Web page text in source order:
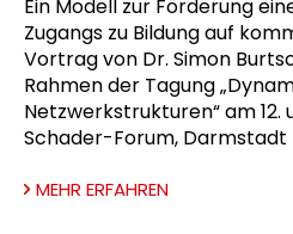
Ein Modell zur Förderung
Zugangs zu Bildung auf
Vortrag von Dr. Simon
Rahmen der Tagung
Netzwerkstrukturen“ am 12.
Schader-Forum, Darmstadt
MEHR ERFAHREN